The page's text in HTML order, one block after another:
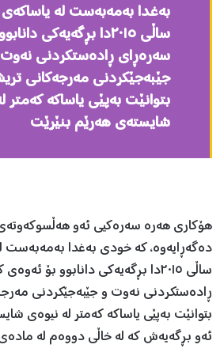
به‌غدا به‌مه‌به‌ست له‌
ساڵی ٢٠١٥دا بڕگه‌یه‌كی
سه‌ره‌ڕای ڕاده‌ستكردنی
جێبه‌جێكردنی مه‌رجه‌كانی
بتوانێت به‌پێی یاساكه‌ كه‌متر
شایسته‌ی هه‌رێم بنێرێت
هۆكاری هه‌ره‌ سه‌ره‌كیی ئه‌و
ده‌گه‌ڕایه‌وه‌، كه‌ خودی به‌غدا به‌مه‌به‌ست
ساڵی ٢٠١٥دا بڕگه‌یه‌كی دانابوو بۆ
ڕاده‌ستكردنی نه‌وت و جێبه‌جێكردنی
بتوانێت به‌پێی یاساكه‌ كه‌متر له‌ نیوه‌ی